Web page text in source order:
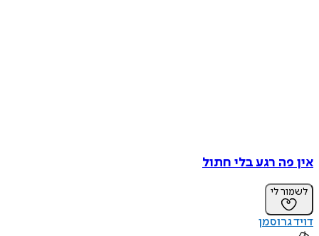
אין פה רגע בלי חתול
לשמור לי
דויד גרוסמן